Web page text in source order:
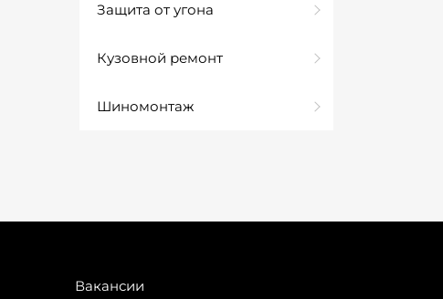
Защита от угона
Кузовной ремонт
Шиномонтаж
Вакансии